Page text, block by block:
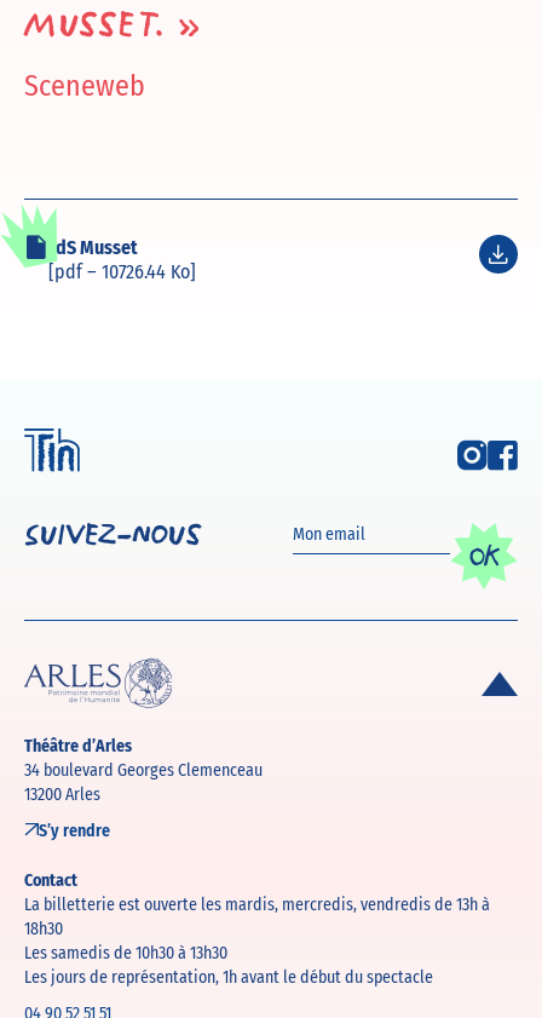
Musset. »
Sceneweb
FdS Musset
[pdf – 10726.44 Ko]
Suivez-nous
OK
Théâtre d’Arles
34 boulevard Georges Clemenceau
13200 Arles
S’y rendre
Contact
La billetterie est ouverte les mardis, mercredis, vendredis de 13h à
18h30
Les samedis de 10h30 à 13h30
Les jours de représentation, 1h avant le début du spectacle